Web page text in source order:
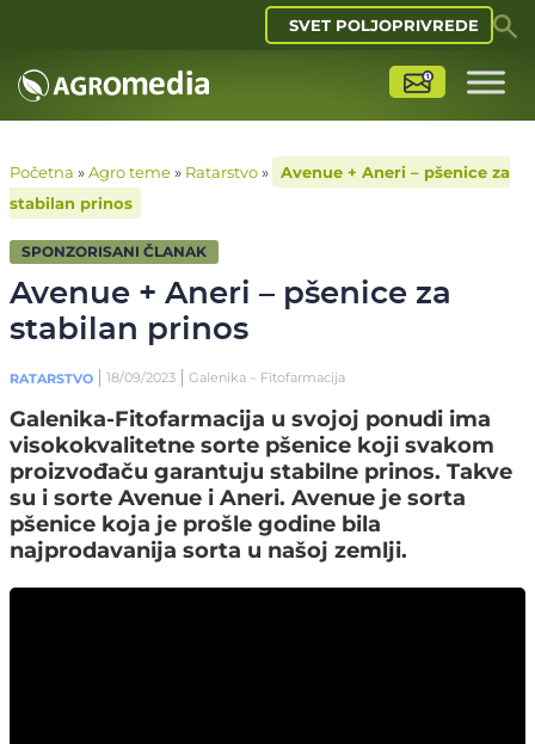
SVET POLJOPRIVREDE
Početna »Agro teme» Ratarstvo»
Avenue + Aneri – pšenice za
stabilan prinos
SPONZORISANI ČLANAK
Avenue + Aneri – pšenice za
stabilan prinos
RATARSTVO 18/09/2023 Galenika – Fitofarmacija
Galenika-Fitofarmacija u svojoj ponudi ima
visokokvalitetne sorte pšenice koji svakom
proizvođaču garantuju stabilne prinos. Takve
su i sorte Avenue i Aneri. Avenue je sorta
pšenice koja je prošle godine bila
najprodavanija sorta u našoj zemlji.